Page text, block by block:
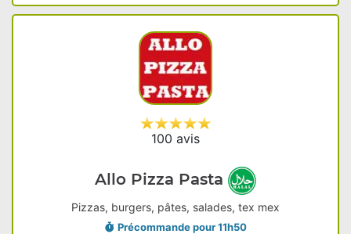
100 avis
Allo Pizza Pasta
Pizzas, burgers, pâtes, salades, tex mex
Précommande pour 11h50